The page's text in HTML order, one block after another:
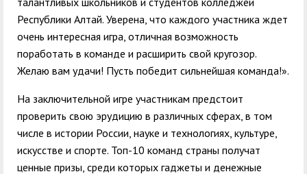
Республики Алтай. Уверена, что каждого участника ждет
очень интересная игра, отличная возможность
поработать в команде и расширить свой кругозор.
Желаю вам удачи! Пусть победит сильнейшая команда!».
На заключительной игре участникам предстоит
проверить свою эрудицию в различных сферах, в том
числе в истории России, науке и технологиях, культуре,
искусстве и спорте. Топ-10 команд страны получат
ценные призы, среди которых гаджеты и денежные